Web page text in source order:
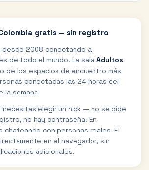
gratis — sin registro
desde 2008 conectando a
de todo el mundo. La sala Adultos
de los espacios de encuentro más
conectadas las 24 horas del
la semana.
necesitas elegir un nick — no se pide
no hay contraseña. En
chateando con personas reales. El
en el navegador, sin
adicionales.